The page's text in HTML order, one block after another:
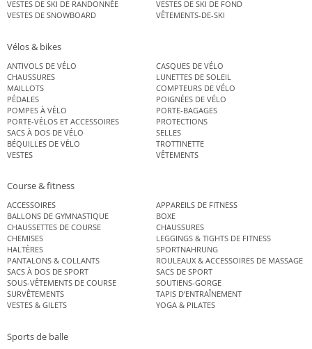
VESTES DE SKI DE RANDONNÉE
VESTES DE SKI DE FOND
VESTES DE SNOWBOARD
VÊTEMENTS-DE-SKI
Vélos & bikes
ANTIVOLS DE VÉLO
CASQUES DE VÉLO
CHAUSSURES
LUNETTES DE SOLEIL
MAILLOTS
COMPTEURS DE VÉLO
PÉDALES
POIGNÉES DE VÉLO
POMPES À VÉLO
PORTE-BAGAGES
PORTE-VÉLOS ET ACCESSOIRES
PROTECTIONS
SACS À DOS DE VÉLO
SELLES
BÉQUILLES DE VÉLO
TROTTINETTE
VESTES
VÊTEMENTS
Course & fitness
ACCESSOIRES
APPAREILS DE FITNESS
BALLONS DE GYMNASTIQUE
BOXE
CHAUSSETTES DE COURSE
CHAUSSURES
CHEMISES
LEGGINGS & TIGHTS DE FITNESS
HALTÈRES
SPORTNAHRUNG
PANTALONS & COLLANTS
ROULEAUX & ACCESSOIRES DE MASSAGE
SACS À DOS DE SPORT
SACS DE SPORT
SOUS-VÊTEMENTS DE COURSE
SOUTIENS-GORGE
SURVÊTEMENTS
TAPIS D’ENTRAÎNEMENT
VESTES & GILETS
YOGA & PILATES
Sports de balle